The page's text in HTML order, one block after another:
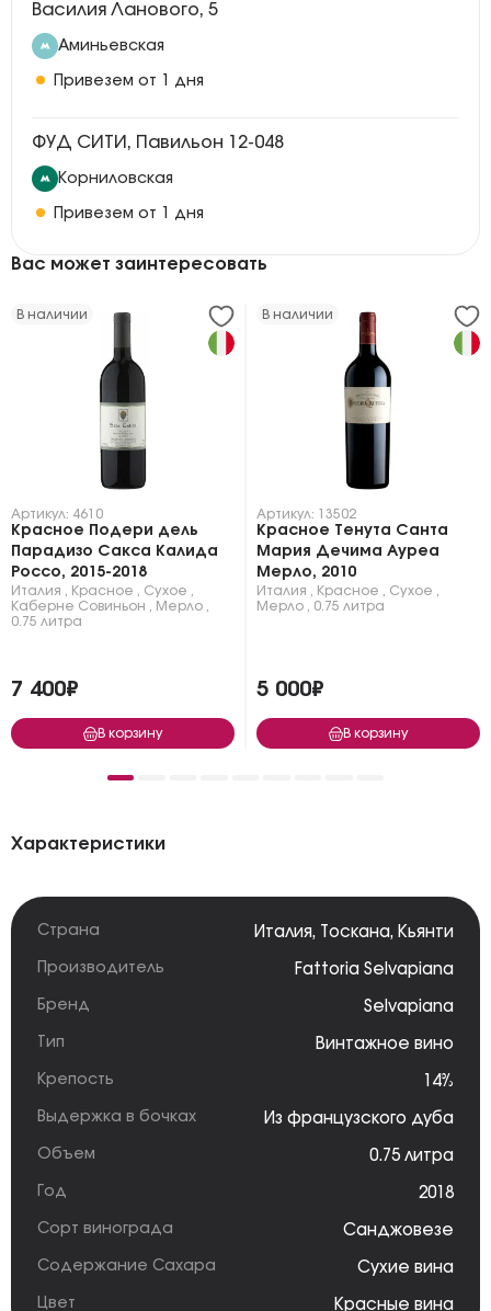
Василия Ланового, 5
Аминьевская
Привезем от 1 дня
ФУД СИТИ, Павильон 12-048
Корниловская
Привезем от 1 дня
Вас может заинтересовать
В наличии
Артикул: 4610
Красное Подери дель
Парадизо Сакса Калида
Россо, 2015-2018
Италия Красное Сухое
Каберне Совиньон
Мерло
0.75 литра
7 400₽
В корзину
В наличии
Артикул: 13502
Красное Тенута Санта
Мария Дечима Ауреа
Мерло, 2010
Италия Красное Сухое
Мерло
0.75 литра
5 000₽
В корзину
Характеристики
Страна Италия, Тоскана, Кьянти
Производитель Fattoria Selvapiana
Бренд Selvapiana
Тип Винтажное вино
Крепость 14%
Выдержка в бочках Из французского дуба
Объем 0.75 литра
Год 2018
Сорт винограда Санджовезе
Содержание Сахара Сухие вина
Цвет Красные вина